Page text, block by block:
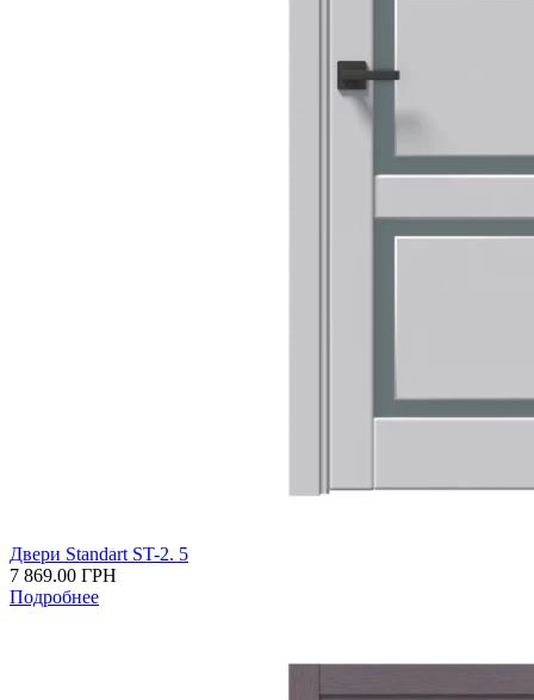
Двери Standart ST-2. 5
7 869.00 ГРН
Подробнее